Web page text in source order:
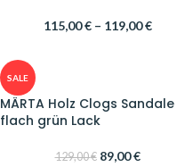
115,00€ – 119,00€
SALE
MÄRTA Holz Clogs Sandale
flach grün Lack
129,00€ 89,00€